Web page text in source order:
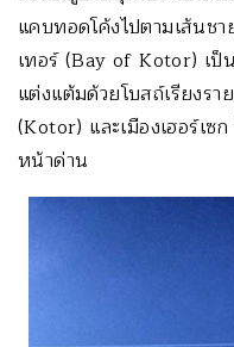
แคบทอดโค้งไปตามเส้นช
เทอร์ (Bay of Kotor) เ
แต่งแต้มด้วยโบสถ์เรียงร
(Kotor) และเมืองเฮอร์เซ
หน้าด่าน